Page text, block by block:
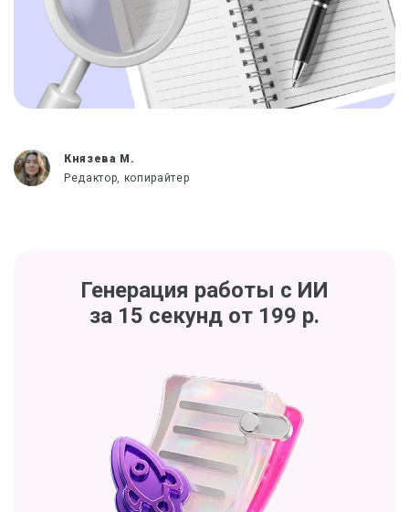
Князева М.
Редактор, копирайтер
Генерация работы с ИИ
за 15 секунд от 199 р.